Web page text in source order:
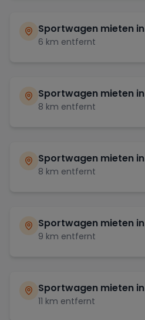
Sportwagen mieten in
6 km entfernt
Sportwagen mieten in
8 km entfernt
Sportwagen mieten in
8 km entfernt
Sportwagen mieten in
9 km entfernt
Sportwagen mieten in
11 km entfernt